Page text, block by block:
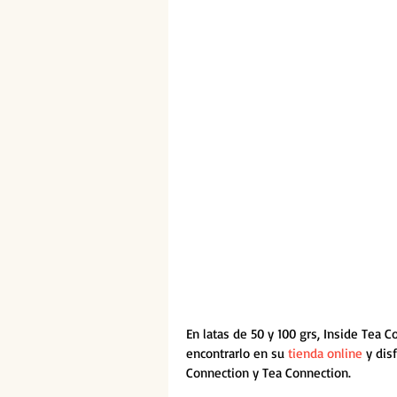
En latas de 50 y 100 grs, Inside Tea
encontrarlo en su tienda online y
Connection y Tea Connection.